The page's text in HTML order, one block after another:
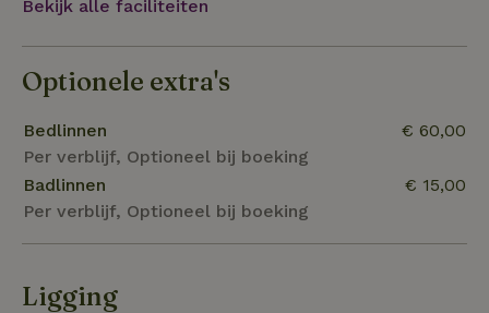
te komen. Geniet heerlijk van een fijn verblijf in het
Bekijk alle faciliteiten
Optionele extra's
Bedlinnen
Per verblijf, Optioneel bij boeking
€ 60,00
Badlinnen
Per verblijf, Optioneel bij boeking
€ 15,00
Ligging